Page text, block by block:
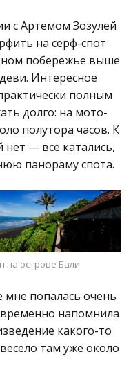
с Артемом Зозулей
на серф-спот
побережье выше
Интересное
полным
долго: на мото-
полутора часов. К
— все катались,
панораму спота.
на острове Бали
мне попалась очень
напомнила
какого-то
там уже около